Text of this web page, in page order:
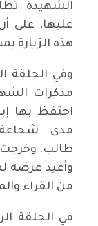
الشهيدة
عليها، على
هذه الزيارة
وفي الحلقة
مذكرات
احتفظ بها
مدى
طالب. وخرجت
وأعيد عرضه
من القراء
في الحلقة